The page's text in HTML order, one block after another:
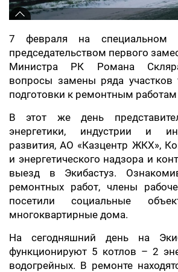
7 февраля на специальном
председательством первого
Министра РК Романа
вопросы замены ряда участков
подготовки к ремонтным
В этот же день
энергетики, индустрии и
развития, АО «Казцентр ЖКХ»,
и энергетического надзора и
выезд в Экибастуз.
ремонтных работ, члены
посетили социальные
многоквартирные дома.
На сегодняшний день на
функционируют 5 котлов – 2
водогрейных. В ремонте